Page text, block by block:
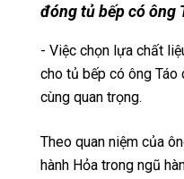
đóng tủ bếp có ông
- Việc chọn lựa chất
cho tủ bếp có ông Táo
cùng quan trọng.
Theo quan niệm của
hành Hỏa trong ngũ